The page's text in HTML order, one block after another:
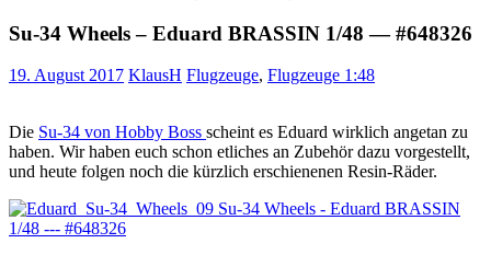
Su-34 Wheels – Eduard BRASSIN 1/48 — #648326
19. August 2017 KlausH Flugzeuge, Flugzeuge 1:48
Die Su-34 von Hobby Boss scheint es Eduard wirklich angetan zu
haben. Wir haben euch schon etliches an Zubehör dazu vorgestellt,
und heute folgen noch die kürzlich erschienenen Resin-Räder.